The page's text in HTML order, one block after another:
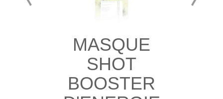
MASQUE
SHOT
BOOSTER